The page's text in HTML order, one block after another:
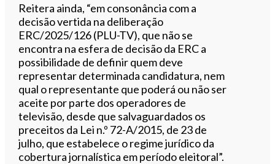
Reitera ainda, “em consonância com a
decisão vertida na deliberação
ERC/2025/126 (PLU-TV), que não se
encontra na esfera de decisão da ERC a
possibilidade de definir quem deve
representar determinada candidatura, nem
qual o representante que poderá ou não ser
aceite por parte dos operadores de
televisão, desde que salvaguardados os
preceitos da Lei n.º 72-A/2015, de 23 de
julho, que estabelece o regime jurídico da
cobertura jornalística em período eleitoral”.